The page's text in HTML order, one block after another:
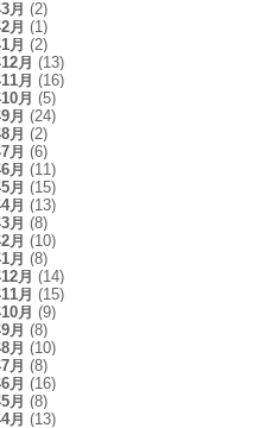
月 (2)
月 (1)
月 (2)
月 (13)
月 (16)
月 (5)
月 (24)
月 (2)
月 (6)
月 (11)
月 (15)
月 (13)
月 (8)
月 (10)
月 (8)
月 (14)
月 (15)
月 (9)
月 (8)
月 (10)
月 (8)
月 (16)
月 (8)
月 (13)